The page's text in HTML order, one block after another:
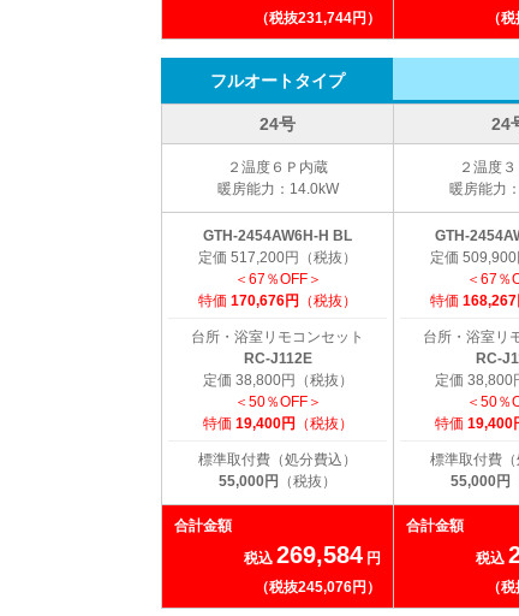
（税抜231,744円）
（
フルオートタイプ
24号 24
２温度６Ｐ内蔵
暖房能力：14.0kW
２温度
暖房能力
GTH-2454AW6H-H BL
定価 517,200円（税抜）
＜67％OFF＞
特価 170,676円 （税抜）
台所・浴室リモコンセット
RC-J112E
定価 38,800円（税抜）
＜50％OFF＞
特価 19,400円 （税抜）
標準取付費（処分費込）
55,000円
（税抜）
GTH-
定価 509,900
＜67％
特価 168,267
台所・浴室リ
RC-
定価 38,800
＜50％
特価 19,400
標準取付費（
55,000円
合計金額
税込 269,584 円
（税抜245,076円）
合計金額
税込
（